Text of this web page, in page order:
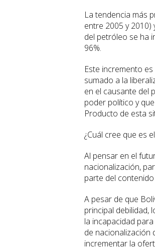
La tendencia más
entre 2005 y
del petróleo se ha
96%.
Este incremento
sumado a la
en el causante del
poder político y
Producto de esta
¿Cuál cree que es
Al pensar en el
nacionalización,
parte del
A pesar de que
principal debilidad,
la incapacidad
de nacionalización
incrementar la